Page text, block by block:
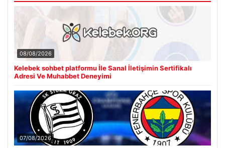
08/08/2026
Kelebek sohbet platformu İle Sanal İletişimin Sertifikalı
Adresi Ve Muhabbet Deneyimi
07/08/2026